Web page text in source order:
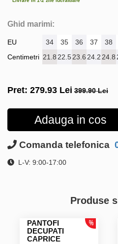
Ghid marimi:
EU
Centimetri
34 35 36 37 38
21.8 22.523.6 24.2 24.8
Pret: 279.93 Lei 399.90 Lei
Adauga in cos
Comanda telefonica
L-V: 9:00-17:00
Produse
PANTOFI
DECUPATI
CAPRICE